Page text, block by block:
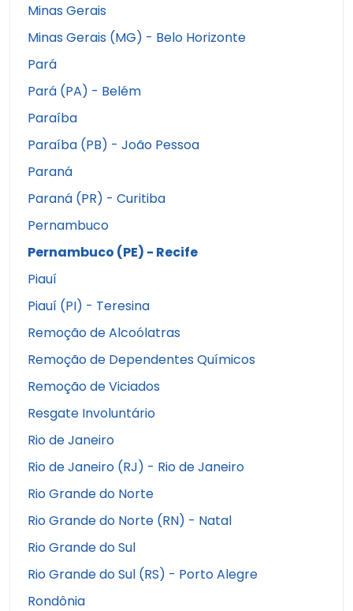
Minas Gerais
Minas Gerais (MG) - Belo Horizonte
Pará
Pará (PA) - Belém
Paraíba
Paraíba (PB) - João Pessoa
Paraná
Paraná (PR) - Curitiba
Pernambuco
Pernambuco (PE) - Recife
Piauí
Piauí (PI) - Teresina
Remoção de Alcoólatras
Remoção de Dependentes Químicos
Remoção de Viciados
Resgate Involuntário
Rio de Janeiro
Rio de Janeiro (RJ) - Rio de Janeiro
Rio Grande do Norte
Rio Grande do Norte (RN) - Natal
Rio Grande do Sul
Rio Grande do Sul (RS) - Porto Alegre
Rondônia